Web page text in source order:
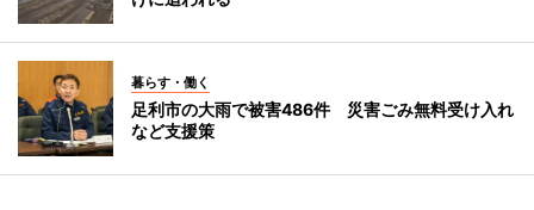
暮らす・働く
足利市の大雨で被害486件 災害ごみ無料受け入れ
など支援策